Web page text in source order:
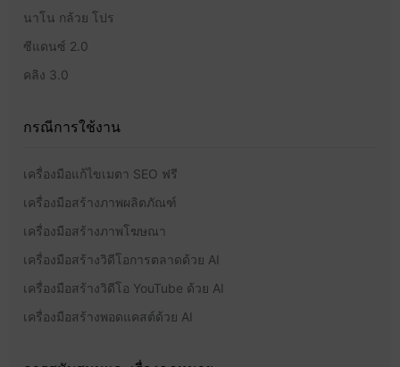
นาโน กล้วย โปร
ซีแดนซ์ 2.0
คลิง 3.0
กรณีการใช้งาน
เครื่องมือแก้ไขเมตา SEO ฟรี
เครื่องมือสร้างภาพผลิตภัณฑ์
เครื่องมือสร้างภาพโฆษณา
เครื่องมือสร้างวิดีโอการตลาดด้วย AI
เครื่องมือสร้างวิดีโอ YouTube ด้วย AI
เครื่องมือสร้างพอดแคสต์ด้วย AI